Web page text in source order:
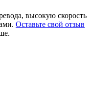
высокую скорость
Оставьте свой отзыв